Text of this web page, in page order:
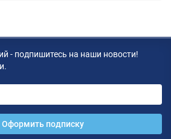
- подпишитесь на наши новости!
Оформить подписку